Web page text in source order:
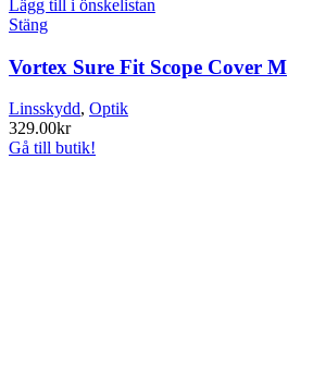
Lägg till i önskelistan
Stäng
Vortex Sure Fit Scope Cover M
Linsskydd, Optik
329.00kr
Gå till butik!